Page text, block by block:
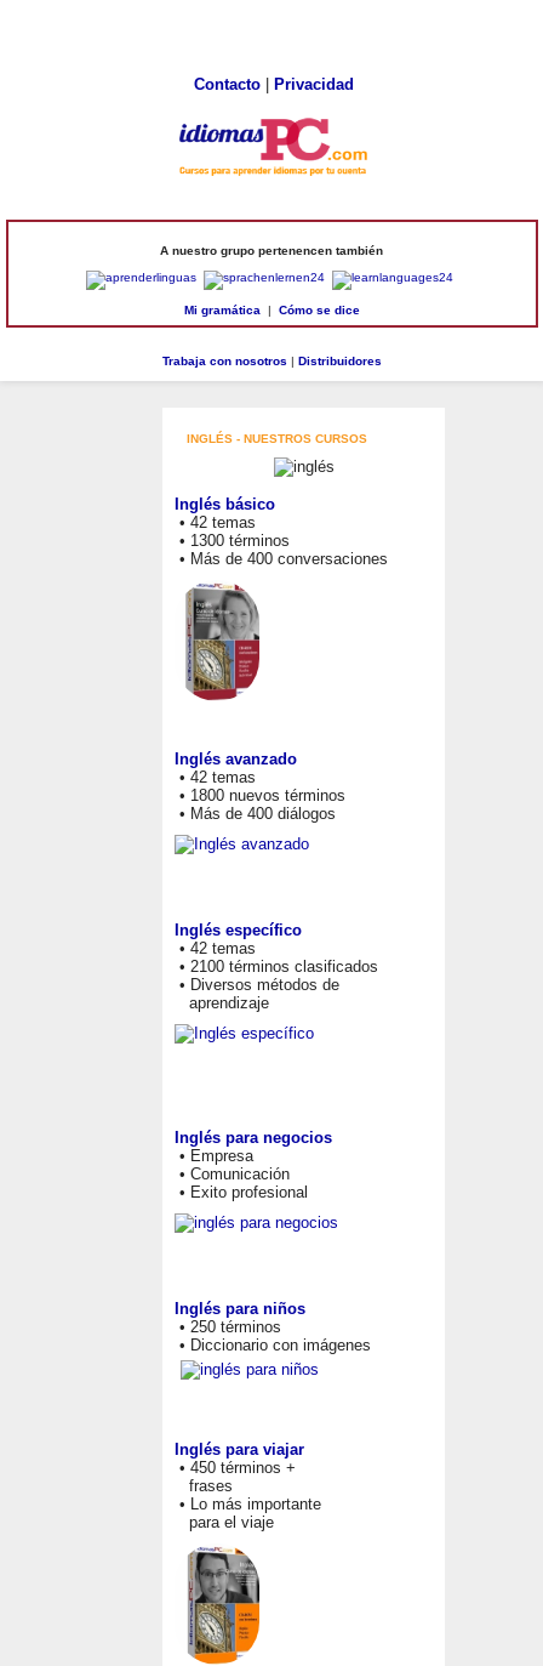
Contacto| Privacidad
A nuestro grupo pertenencen también
Mi gramática| Cómo se dice
Trabaja con nosotros Distribuidores
INGLÉS - NUESTROS CURSOS
Inglés básico
• 42 temas
• 1300 términos
• Más de 400 conversaciones
Inglés avanzado
• 42 temas
• 1800 nuevos términos
• Más de 400 diálogos
Inglés específico
• 42 temas
• 2100 términos clasificados
• Diversos métodos de
aprendizaje
Inglés para negocios
• Empresa
• Comunicación
• Exito profesional
Inglés para niños
• 250 términos
• Diccionario con imágenes
Inglés para viajar
• 450 términos +
frases
• Lo más importante
para el viaje